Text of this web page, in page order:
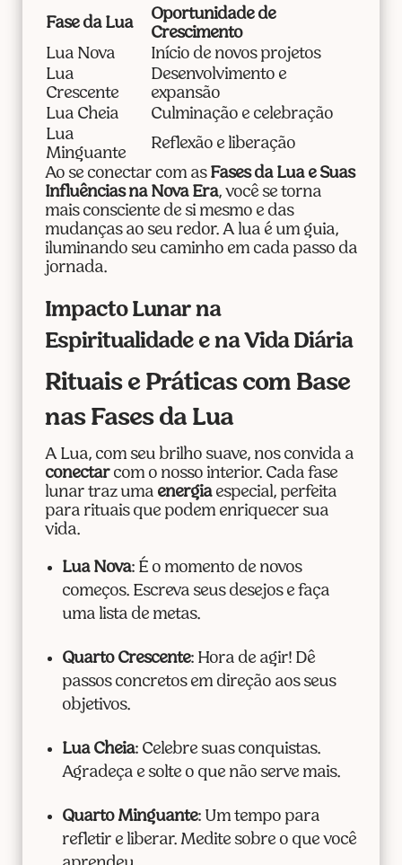
Fase da Lua
Oportunidade de
Crescimento
Lua Nova
Início de novos projetos
Lua
Crescente
Desenvolvimento e
expansão
Lua Cheia
Culminação e celebração
Lua
Minguante
Reflexão e liberação
Ao se conectar com as Fases da Lua e Suas
Influências na Nova Era, você se torna
mais consciente de si mesmo e das
mudanças ao seu redor. A lua é um guia,
iluminando seu caminho em cada passo da
jornada.
Impacto Lunar na
Espiritualidade e na Vida Diária
Rituais e Práticas com Base
nas Fases da Lua
A Lua, com seu brilho suave, nos convida a
conectarcom o nosso interior. Cada fase
lunar traz uma energiaespecial, perfeita
para rituais que podem enriquecer sua
vida.
Lua Nova: É o momento de novos
começos. Escreva seus desejos e faça
uma lista de metas.
Quarto Crescente: Hora de agir! Dê
passos concretos em direção aos seus
objetivos.
Lua Cheia: Celebre suas conquistas.
Agradeça e solte o que não serve mais.
Quarto Minguante: Um tempo para
refletir e liberar. Medite sobre o que você